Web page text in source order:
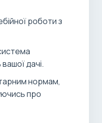
роботи з
дачі.
нормам,
про